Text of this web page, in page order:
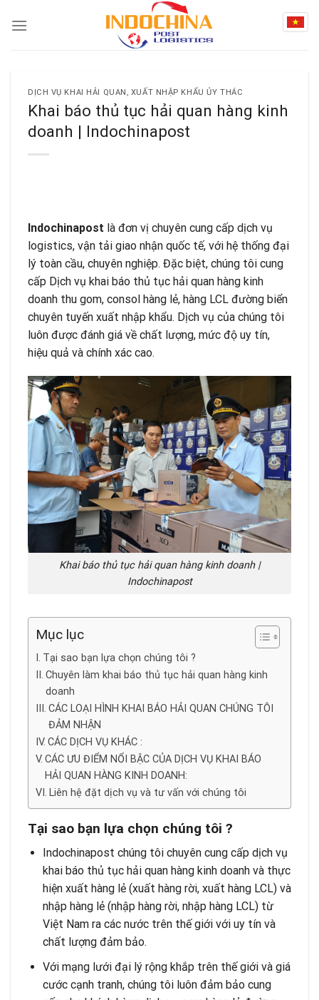
DỊCH VỤ KHAI HẢI QUAN, XUẤT NHẬP KHẨU ỦY THÁC
Khai báo thủ tục hải quan hàng kinh
doanh | Indochinapost
Indochinapost là đơn vị chuyên cung cấp dịch vụ
logistics, vận tải giao nhận quốc tế, với hệ thống đại
lý toàn cầu, chuyên nghiệp. Đặc biệt, chúng tôi cung
cấp Dịch vụ khai báo thủ tục hải quan hàng kinh
doanh thu gom, consol hàng lẻ, hàng LCL đường biển
chuyên tuyến xuất nhập khẩu. Dịch vụ của chúng tôi
luôn được đánh giá về chất lượng, mức độ uy tín,
hiệu quả và chính xác cao.
Khai báo thủ tục hải quan hàng kinh doanh |
Indochinapost
Mục lục
Tại sao bạn lựa chọn chúng tôi ?
Chuyên làm khai báo thủ tục hải quan hàng kinh
doanh
CÁC LOẠI HÌNH KHAI BÁO HẢI QUAN CHÚNG TÔI
ĐẢM NHẬN
CÁC DỊCH VỤ KHÁC :
CÁC ƯU ĐIỂM NỔI BẬC CỦA DỊCH VỤ KHAI BÁO
HẢI QUAN HÀNG KINH DOANH:
Liên hệ đặt dịch vụ và tư vấn với chúng tôi
Tại sao bạn lựa chọn chúng tôi ?
Indochinapost chúng tôi chuyên cung cấp dịch vụ
khai báo thủ tục hải quan hàng kinh doanh và thực
hiện xuất hàng lẻ (xuất hàng rời, xuất hàng LCL) và
nhập hàng lẻ (nhập hàng rời, nhập hàng LCL) từ
Việt Nam ra các nước trên thế giới với uy tín và
chất lượng đảm bảo.
Với mạng lưới đại lý rộng khắp trên thế giới và giá
cước cạnh tranh, chúng tôi luôn đảm bảo cung